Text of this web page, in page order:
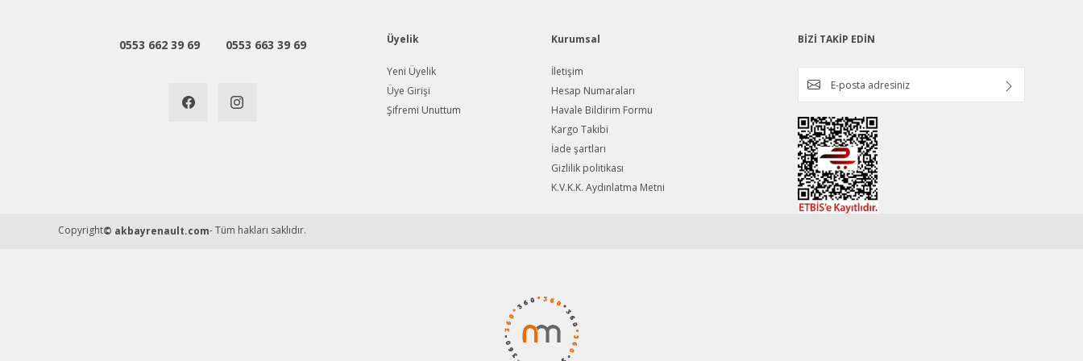
Gönder
0553 662 39 69 0553 663 39 69 Üyelik
Yeni Üyelik
Üye Girişi
Şifremi Unuttum
Kurumsal
İletişim
Hesap Numaraları
Havale Bildirim Formu
Kargo Takibi
İade şartları
Gizlilik politikası
K.V.K.K. Aydınlatma Metni
BİZİ TAKİP EDİN
Copyright© akbayrenault.com- Tüm hakları saklıdır.